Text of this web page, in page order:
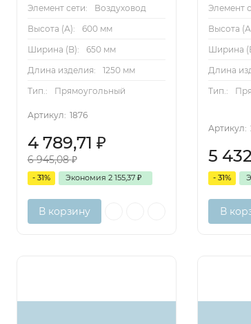
Элемент сети:
Воздуховод
Высота (А):
600 мм
Ширина (B):
650 мм
Длина изделия:
1250 мм
Тип.:
Прямоугольный
Артикул: 1876
4 789,71 ₽
6 945,08₽
- 31% Экономия 2 155,37 ₽
В корзину
Элемент
Высота
Ширина
Длина
Тип.:
Артикул:
5
- 31%
В